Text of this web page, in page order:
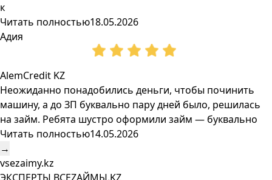
к
Читать полностью18.05.2026
Адия
AlemCredit KZ
Неожиданно понадобились деньги, чтобы починить
машину, а до ЗП буквально пару дней было, решилась
на займ. Ребята шустро оформили займ — буквально
Читать полностью14.05.2026
→
vsezaimy.kz